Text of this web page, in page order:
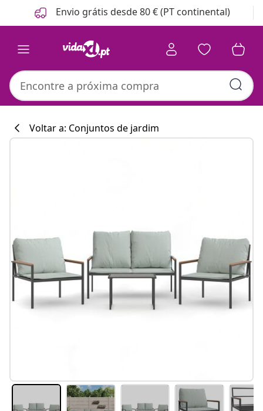
Anterior
Seguinte Envio grátis desde 80 € (PT continental)
Voltar a: Conjuntos de jardim